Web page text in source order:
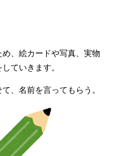
、絵カードや写真、実物
ていきます。
、名前を言ってもらう。